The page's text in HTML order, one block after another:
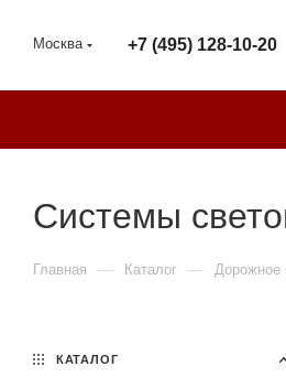
Москва +7 (495) 128-10-20
Системы
Главная — Каталог — Дорожное
КАТАЛОГ